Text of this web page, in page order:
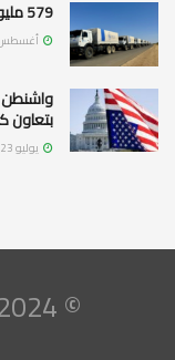
579 مليون دولار مطلوبة لتفادي كارثة الجوع في السودان
أغسطس 5,
واشنطن
بتعاون
يوليو 23, 2026
© 2024 sudanalyaum.com